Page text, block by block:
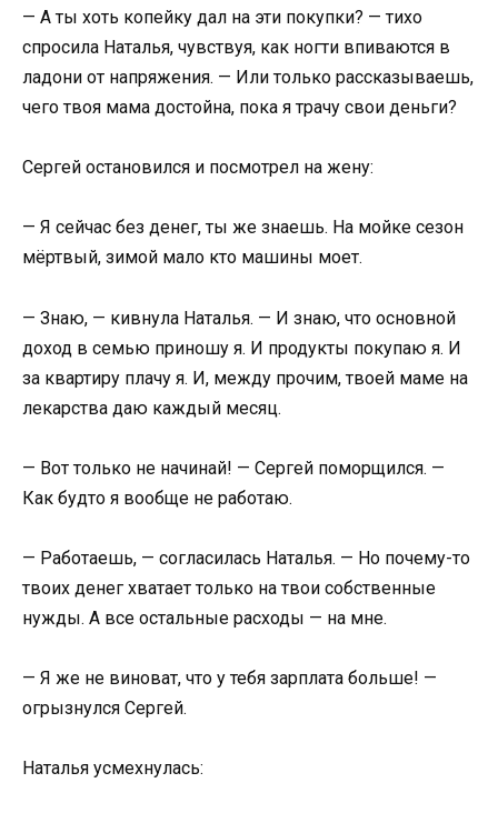
— А ты хоть копейку дал на эти покупки? — тихо
спросила Наталья, чувствуя, как ногти впиваются в
ладони от напряжения. — Или только рассказываешь,
чего твоя мама достойна, пока я трачу свои деньги?
Сергей остановился и посмотрел на жену:
— Я сейчас без денег, ты же знаешь. На мойке сезон
мёртвый, зимой мало кто машины моет.
— Знаю, — кивнула Наталья. — И знаю, что основной
доход в семью приношу я. И продукты покупаю я. И
за квартиру плачу я. И, между прочим, твоей маме на
лекарства даю каждый месяц.
— Вот только не начинай! — Сергей поморщился. —
Как будто я вообще не работаю.
— Работаешь, — согласилась Наталья. — Но почему-то
твоих денег хватает только на твои собственные
нужды. А все остальные расходы — на мне.
— Я же не виноват, что у тебя зарплата больше! —
огрызнулся Сергей.
Наталья усмехнулась: